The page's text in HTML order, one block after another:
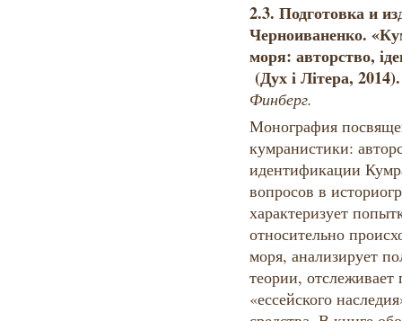
2.3. Подготовка и
Черноиваненко.
моря: авторство,
(Дух і Літера,
Финберг.
Монография
кумранистики:
идентификации
вопросов в
характеризует
относительно
моря, анализирует
теории,
«ессейского